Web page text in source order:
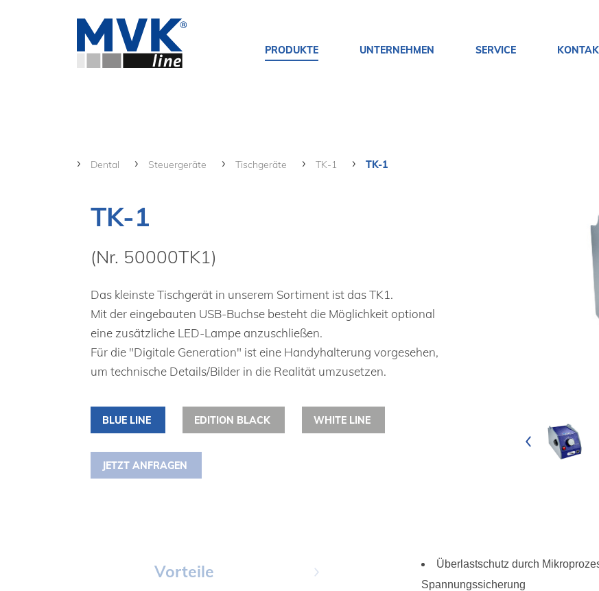
PRODUKTE UNTERNEHMEN SERVICE
Dental Steuergeräte Tischgeräte TK-1 TK-1
TK-1
(Nr. 50000TK1)
Das kleinste Tischgerät in unserem Sortiment ist das TK1.
Mit der eingebauten USB-Buchse besteht die Möglichkeit optional
eine zusätzliche LED-Lampe anzuschließen.
Für die "Digitale Generation" ist eine Handyhalterung vorgesehen,
um technische Details/Bilder in die Realität umzusetzen.
BLUE LINE EDITION BLACK WHITE LINE
JETZT ANFRAGEN
Vorteile
Überlastschutz durch
Spannungssicherung